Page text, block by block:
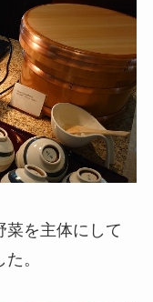
菜を主体にして
。